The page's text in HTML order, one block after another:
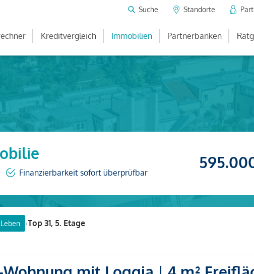
Suche Standorte
Kreditvergleich Immobilien Partnerbanken
Finanzierbarkeit sofort überprüfbar
›Top 31, 5. Etage